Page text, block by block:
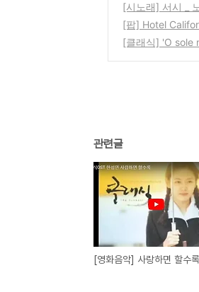
[시노래] 서시 _
[팝] Hotel
[클래식] 'O sole
관련글